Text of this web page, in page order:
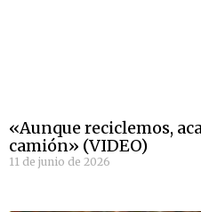
«Aunque reciclemos,
camión» (VIDEO)
11 de junio de 2026